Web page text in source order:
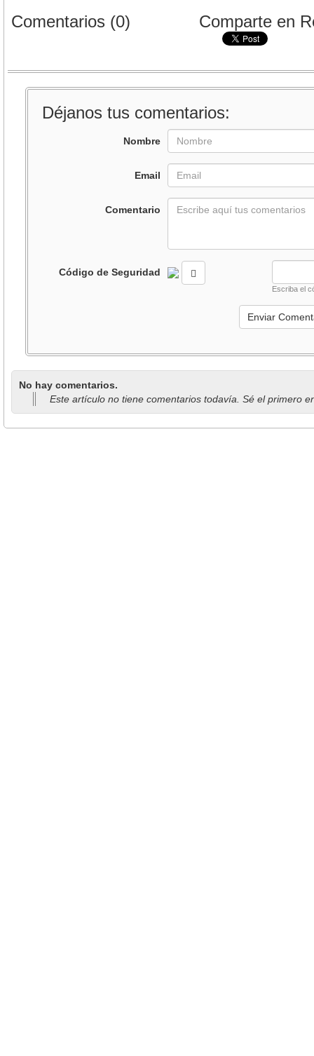
Comentarios (0) Comparte en
Déjanos tus comentarios:
Nombre
Email
Comentario
Código de Seguridad
Escriba el
No hay comentarios.
Este artículo no tiene comentarios todavía. Sé el primero